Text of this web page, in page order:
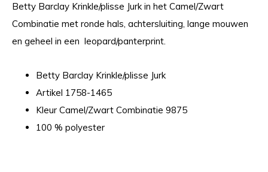
Betty Barclay Krinkle/plisse Jurk in het Camel/Zwart
Combinatie met ronde hals, achtersluiting, lange mouwen
en geheel in een leopard/panterprint.
Betty Barclay Krinkle/plisse Jurk
Artikel 1758-1465
Kleur Camel/Zwart Combinatie 9875
100 % polyester